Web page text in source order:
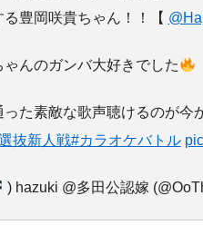
る豊岡咲貴ちゃん！！【
ゃんのガンバ大好きでした
った素敵な歌声聴けるのが
抜新人戦#カラオケバトル
) hazuki @多田公認嫁